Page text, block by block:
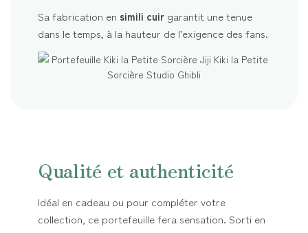
Sa fabrication en simili cuir garantit une tenue
dans le temps, à la hauteur de l’exigence des fans.
Qualité et authenticité
Idéal en cadeau ou pour compléter votre
collection, ce portefeuille fera sensation. Sorti en